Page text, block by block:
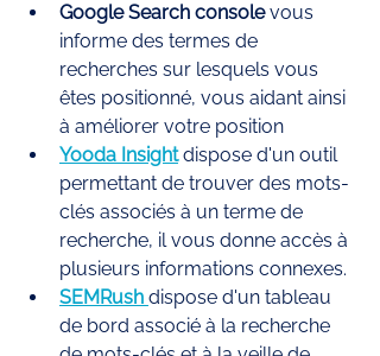
Google Search console vous
informe des termes de
recherches sur lesquels vous
êtes positionné, vous aidant ainsi
à améliorer votre position
Yooda Insight dispose d'un outil
permettant de trouver des mots-
clés associés à un terme de
recherche, il vous donne accès à
plusieurs informations connexes.
SEMRush dispose d'un tableau
de bord associé à la recherche